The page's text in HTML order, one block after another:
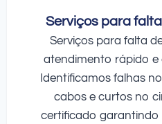
Serviços para
Serviços para falta
atendimento rápido e
Identificamos falhas
cabos e curtos no
certificado